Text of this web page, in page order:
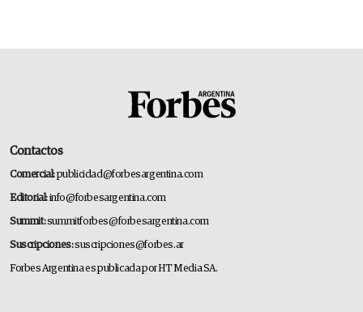
Contactos
Comercial:publicidad@forbesargentina.com
Editorial:info@forbesargentina.com
Summit:summitforbes@forbesargentina.com
Suscripciones:suscripciones@forbes.ar
Forbes Argentina es publicada por HT Media SA.